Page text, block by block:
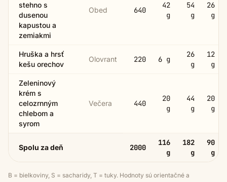
stehno s
dusenou
kapustou a
zemiakmi
Obed 640
42
g
54
g
26
g
Hruška a hrsť
kešu orechov
Olovrant 220 6 g
26
g
12
g
Zeleninový
krém s
celozrnným
chlebom a
syrom
Večera 440
20
g
44
g
20
g
Spolu za deň 2000
116
g
182
g
90
g
B = bielkoviny, S = sacharidy, T = tuky. Hodnoty sú orientačné a